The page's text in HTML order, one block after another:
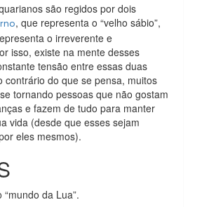
são regidos por dois
, que representa o “velho sábio”,
o irreverente e
isso, existe na mente desses
tensão entre essas duas
contrário do que se pensa, muitos
tornando pessoas que não gostam
e fazem de tudo para manter
vida (desde que esses sejam
eles mesmos).
“mundo da Lua”.